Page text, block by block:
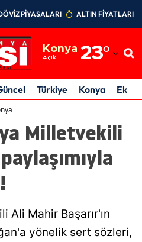
PİYASALARI ALTIN FİYATLARI
Konya
Açık 23°
Adıyaman
Afyonkarahisar
Amasya
Ankara
Aydın
Türkiye Konya
Milletvekili
Ali Mahir Başarır'ın
yönelik sert sözleri,